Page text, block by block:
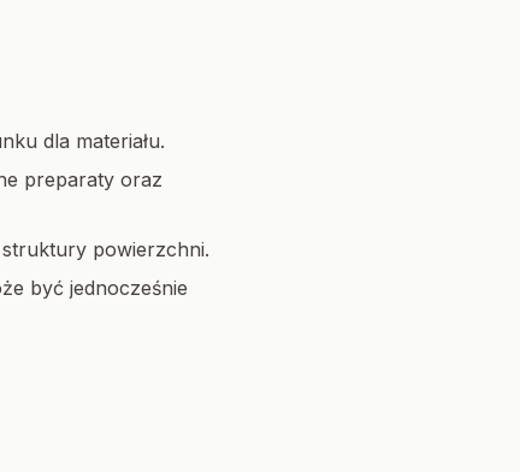
dla materiału.
preparaty oraz
powierzchni.
być jednocześnie